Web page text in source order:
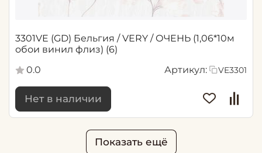
3301VE (GD) Бельгия / VERY / ОЧЕНЬ (1,06*10м
обои винил флиз) (6)
0.0
Артикул: VE3301
Нет в наличии
Показать ещё